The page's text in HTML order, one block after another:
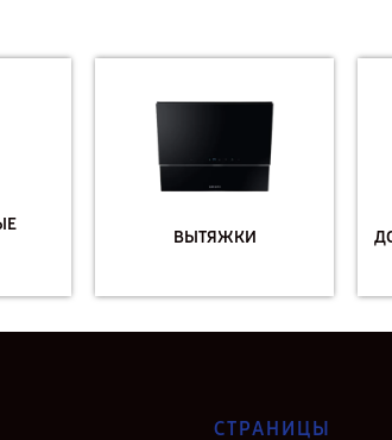
ВЫТЯЖКИ
СТРАНИЦЫ